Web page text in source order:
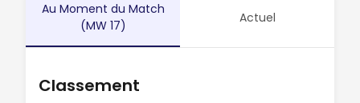
Au Moment du Match
(MW 17)
Actuel
Classement